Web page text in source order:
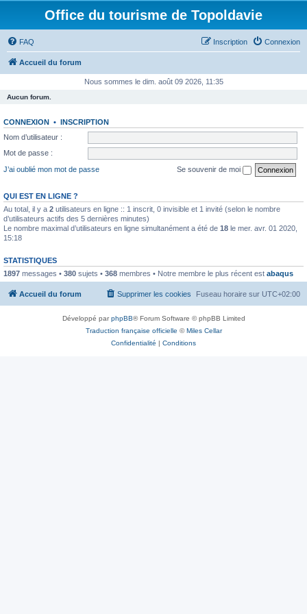
Office du tourisme de Topoldavie
FAQ Connexion
Inscription
Accueil du forum
Nous sommes le dim. août 09 2026, 11:35
Aucun forum.
CONNEXION • INSCRIPTION
Nom d’utilisateur :
Mot de passe :
J’ai oublié mon mot de passe
Se souvenir de moi
QUI EST EN LIGNE ?
Au total, il y a 2 utilisateurs en ligne :: 1 inscrit, 0 invisible et 1 invité (selon le nombre
d’utilisateurs actifs des 5 dernières minutes)
Le nombre maximal d’utilisateurs en ligne simultanément a été de 18 le mer. avr. 01 2020,
15:18
STATISTIQUES
1897 messages • 380 sujets • 368 membres • Notre membre le plus récent est abaqus
Accueil du forum Fuseau horaire sur UTC+02:00
Supprimer les cookies
Développé parphpBB® Forum Software © phpBB Limited
Traduction française officielle ©Miles Cellar
Confidentialité | Conditions